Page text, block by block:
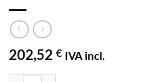
202,52 € IVA incl.